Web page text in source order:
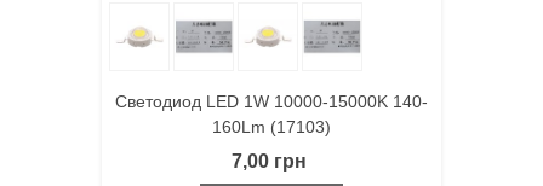
Светодиод LED 1W 10000-15000K 140-
160Lm (17103)
7,00 грн